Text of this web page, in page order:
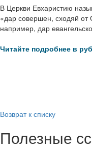
В Церкви Евхаристию
«дар совершен, сходяй от
например, дар
Читайте подробнее в
Возврат к списку
Полезные